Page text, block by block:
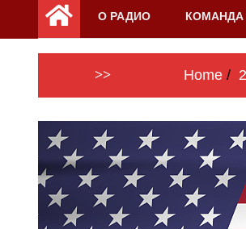
бесплатно в хорошем качестве
Петербург и Россия
О РАДИО КОМАНДА
>> Home